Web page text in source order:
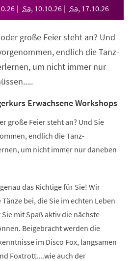
.26 Sa, 10.10.26 Sa, 17.10.26
große Feier steht an? Und
endlich die Tanz-
um nicht immer nur
Erwachsene Workshops
große Feier steht an? Und Sie
endlich die Tanz-
um nicht immer nur daneben
das Richtige für Sie! Wir
bei, die Sie im echten Leben
mit Spaß aktiv die nächste
Beigebracht werden die
im Disco Fox, langsamen
Foxtrott....wie auch der